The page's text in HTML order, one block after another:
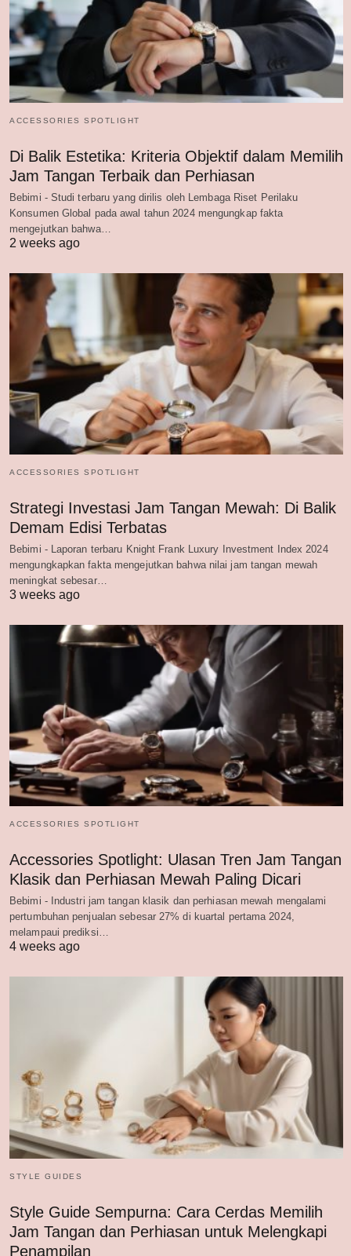
ACCESSORIES SPOTLIGHT
Di Balik Estetika: Kriteria Objektif dalam Memilih
Jam Tangan Terbaik dan Perhiasan
Bebimi - Studi terbaru yang dirilis oleh Lembaga Riset Perilaku
Konsumen Global pada awal tahun 2024 mengungkap fakta
mengejutkan bahwa…
2 weeks ago
ACCESSORIES SPOTLIGHT
Strategi Investasi Jam Tangan Mewah: Di Balik
Demam Edisi Terbatas
Bebimi - Laporan terbaru Knight Frank Luxury Investment Index 2024
mengungkapkan fakta mengejutkan bahwa nilai jam tangan mewah
meningkat sebesar…
3 weeks ago
ACCESSORIES SPOTLIGHT
Accessories Spotlight: Ulasan Tren Jam Tangan
Klasik dan Perhiasan Mewah Paling Dicari
Bebimi - Industri jam tangan klasik dan perhiasan mewah mengalami
pertumbuhan penjualan sebesar 27% di kuartal pertama 2024,
melampaui prediksi…
4 weeks ago
STYLE GUIDES
Style Guide Sempurna: Cara Cerdas Memilih
Jam Tangan dan Perhiasan untuk Melengkapi
Penampilan